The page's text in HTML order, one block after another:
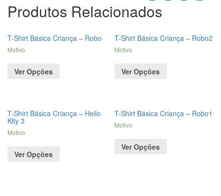
Produtos Relacionados
T-Shirt Básica Criança – Robo
Motivo
Ver Opções
T-Shirt Básica Criança – Robo2
Motivo
Ver Opções
T-Shirt Básica Criança – Hello
Kity 3
Motivo
Ver Opções
T-Shirt Básica Criança – Robo1
Motivo
Ver Opções